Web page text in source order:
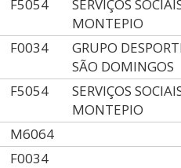
F5054
SERVIÇOS
MONTEPIO
F0034
GRUPO
SÃO DOMINGOS
F5054
SERVIÇOS
MONTEPIO
M6064
F0034